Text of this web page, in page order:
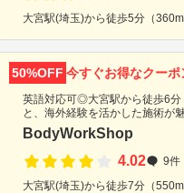
大宮駅(埼玉)から徒歩5分（
50%OFF 今すぐお得なクーポ
英語対応可◎大宮駅から徒歩6分
と、海外経験を活かした施術が
BodyWorkShop
4.02
9件
大宮駅(埼玉)から徒歩7分（